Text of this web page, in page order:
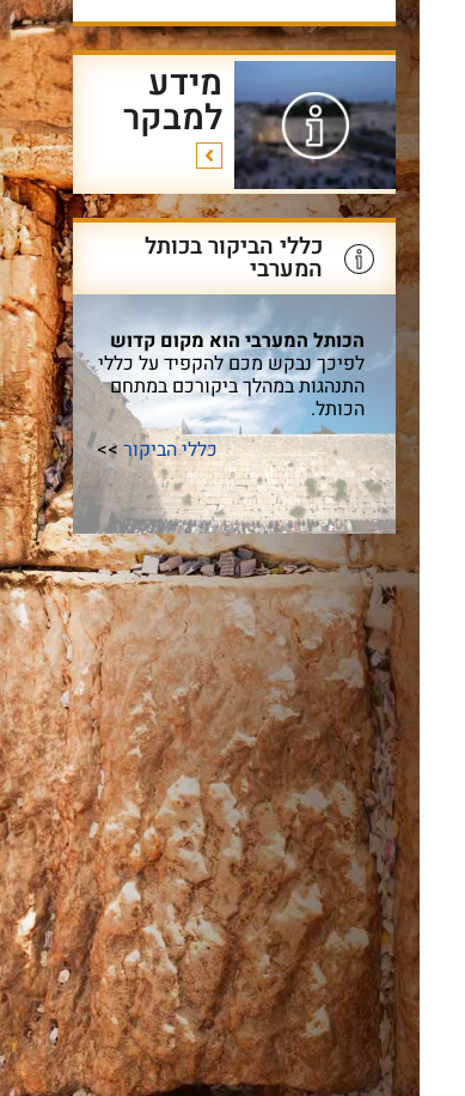
מידע
למבקר
כללי הביקור בכותל
המערבי
הכותל המערבי הוא מקום קדוש
לפיכך נבקש מכם להקפיד על כללי
התנהגות במהלך ביקורכם במתחם
הכותל.
כללי הביקור>>